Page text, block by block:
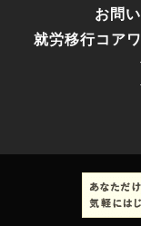
お問
就労移行コア